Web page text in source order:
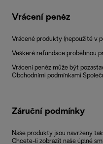
Vrácení peněz
Vrácené produkty (nepoužité v
Veškeré refundace proběhnou
Vrácení peněz může být
Obchodními podmínkami
Záruční podmínky
Naše produkty jsou navrženy
Chcete-li zobrazit naše úplné